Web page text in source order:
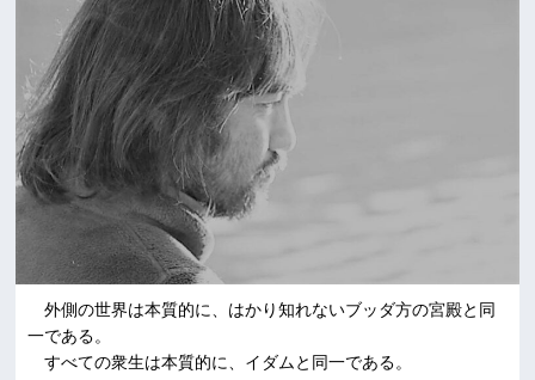
外側の世界は本質的に、はかり知れないブッダ方の宮殿と同
一である。
すべての衆生は本質的に、イダムと同一である。